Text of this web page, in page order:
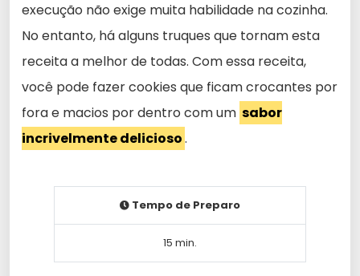
execução não exige muita habilidade na cozinha.
No entanto, há alguns truques que tornam esta
receita a melhor de todas. Com essa receita,
você pode fazer cookies que ficam crocantes por
fora e macios por dentro com um sabor
incrivelmente delicioso.
Tempo de Preparo
15 min.